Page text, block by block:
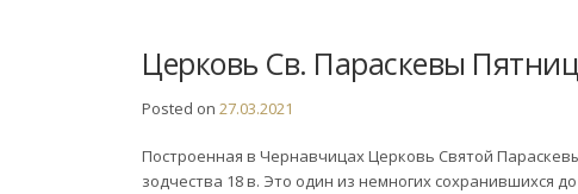
Церковь Св. Параскевы
Posted on 27.03.2021
Построенная в Чернавчицах Церковь Святой
зодчества 18 в. Это один из немногих сохранившихся